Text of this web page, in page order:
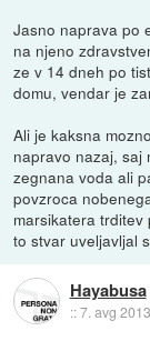
Jasno naprava po
na njeno
ze v 14 dneh po
domu, vendar je
Ali je kaksna
napravo nazaj, saj
zegnana voda ali
povzroca
marsikatera trditev
to stvar uveljavljal
Hayabusa
::7. avg